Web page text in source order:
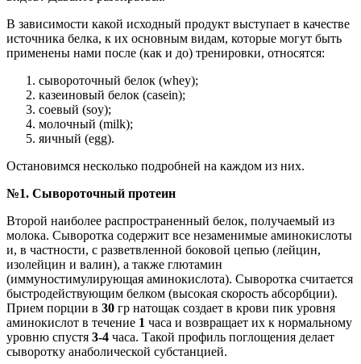
В зависимости какой исходный продукт выступает в качестве
источника белка, к их основным видам, которые могут быть
применены нами после (как и до) тренировки, относятся:
сывороточный белок (whey);
казеиновый белок (casein);
соевый (soy);
молочный (milk);
яичный (egg).
Остановимся несколько подробней на каждом из них.
№1. Сывороточный протеин
Второй наиболее распространенный белок, получаемый из
молока. Сыворотка содержит все незаменимые аминокислоты
и, в частности, с разветвленной боковой цепью (лейцин,
изолейцин и валин), а также глютамин
(иммуностимулирующая аминокислота). Сыворотка считается
быстродействующим белком (высокая скорость абсорбции).
Прием порции в 30 гр натощак создает в крови пик уровня
аминокислот в течение 1 часа и возвращает их к нормальному
уровню спустя 3-4 часа. Такой профиль поглощения делает
сыворотку анаболической субстанцией.